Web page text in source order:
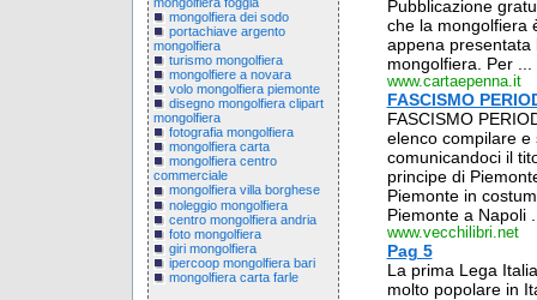
mongolfiera dei sodo
portachiave argento
mongolfiera
turismo mongolfiera
mongolfiere a novara
volo mongolfiera piemonte
disegno mongolfiera clipart
mongolfiera
fotografia mongolfiera
mongolfiera carta
mongolfiera centro
commerciale
mongolfiera villa borghese
noleggio mongolfiera
centro mongolfiera andria
foto mongolfiera
giri mongolfiera
ipercoop mongolfiera bari
mongolfiera carta farle
Pubblicazione
che la mongolfiera
appena presentata
mongolfiera. Per ...
www.cartaepenna.it
FASCISMO
FASCISMO
elenco compilare
comunicandoci il
principe di
Piemonte in
Piemonte a Napoli
www.vecchilibri.net
Pag 5
La prima Lega
molto popolare in